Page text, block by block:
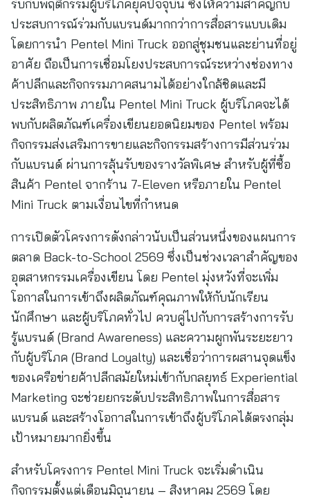
รับกับพฤติกรรมผู้บริโภคยุคปัจจุบัน ซึ่งให้ความสำคัญกับ
ประสบการณ์ร่วมกับแบรนด์มากกว่าการสื่อสารแบบเดิม
โดยการนำ Pentel Mini Truck ออกสู่ชุมชนและย่านที่อยู่
อาศัย ถือเป็นการเชื่อมโยงประสบการณ์ระหว่างช่องทาง
ค้าปลีกและกิจกรรมภาคสนามได้อย่างใกล้ชิดและมี
ประสิทธิภาพ ภายใน Pentel Mini Truck ผู้บริโภคจะได้
พบกับผลิตภัณฑ์เครื่องเขียนยอดนิยมของ Pentel พร้อม
กิจกรรมส่งเสริมการขายและกิจกรรมสร้างการมีส่วนร่วม
กับแบรนด์ ผ่านการลุ้นรับของรางวัลพิเศษ สำหรับผู้ที่ซื้อ
สินค้า Pentel จากร้าน 7-Eleven หรือภายใน Pentel
Mini Truck ตามเงื่อนไขที่กำหนด
การเปิดตัวโครงการดังกล่าวนับเป็นส่วนหนึ่งของแผนการ
ตลาด Back-to-School 2569 ซึ่งเป็นช่วงเวลาสำคัญของ
อุตสาหกรรมเครื่องเขียน โดย Pentel มุ่งหวังที่จะเพิ่ม
โอกาสในการเข้าถึงผลิตภัณฑ์คุณภาพให้กับนักเรียน
นักศึกษา และผู้บริโภคทั่วไป ควบคู่ไปกับการสร้างการรับ
รู้แบรนด์ (Brand Awareness) และความผูกพันระยะยาว
กับผู้บริโภค (Brand Loyalty) และเชื่อว่าการผสานจุดแข็ง
ของเครือข่ายค้าปลีกสมัยใหม่เข้ากับกลยุทธ์ Experiential
Marketing จะช่วยยกระดับประสิทธิภาพในการสื่อสาร
แบรนด์ และสร้างโอกาสในการเข้าถึงผู้บริโภคได้ตรงกลุ่ม
เป้าหมายมากยิ่งขึ้น
สำหรับโครงการ Pentel Mini Truck จะเริ่มดำเนิน
กิจกรรมตั้งแต่เดือนมิถุนายน – สิงหาคม 2569 โดย